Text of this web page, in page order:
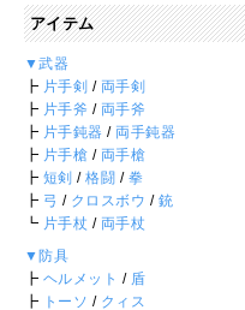
アイテム
▼武器
┣ 片手剣 / 両手剣
┣ 片手斧 / 両手斧
┣ 片手鈍器 / 両手鈍器
┣ 片手槍 / 両手槍
┣ 短剣 /格闘 / 拳
┣ 弓 / クロスボウ / 銃
┗ 片手杖 / 両手杖
▼防具
┣ ヘルメット / 盾
┣ トーソ / クィス